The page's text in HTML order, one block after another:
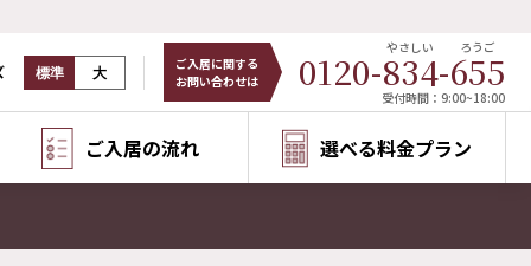
標準 大
ご入居に関する
お問い合わせは
0120-834
やさしい
-655
ろうご
受付時間：9:00~18:00
ご入居の流れ 選べる料金プラン